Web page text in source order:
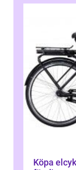
Köpa elcykel så väljer du rätt